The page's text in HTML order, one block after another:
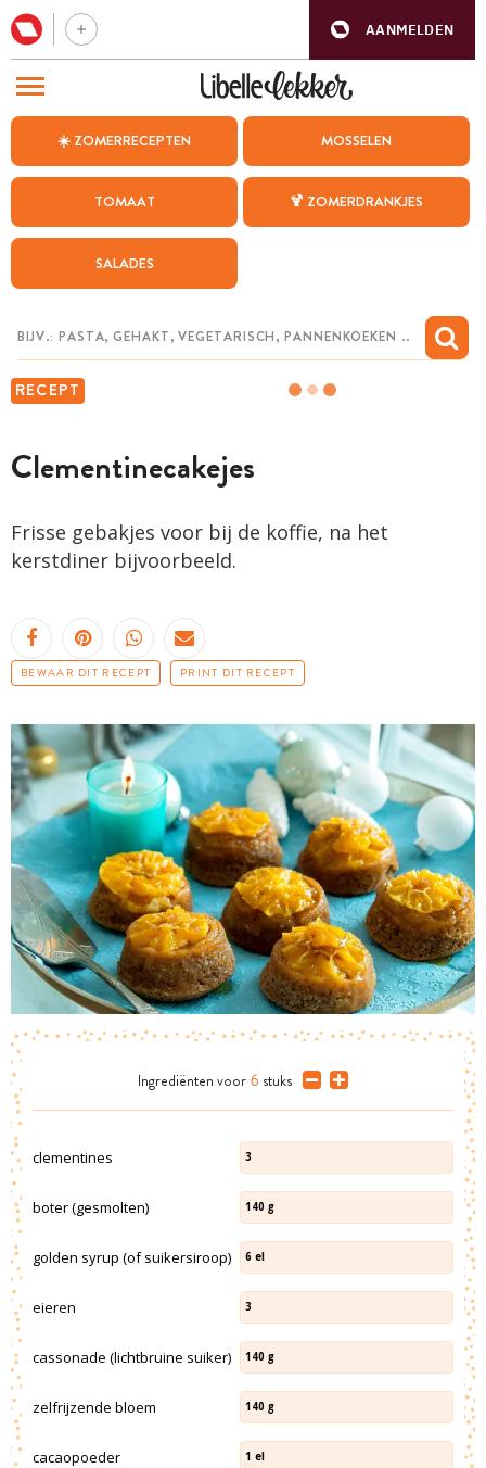
AANMELDEN
☀️ ZOMERRECEPTEN MOSSELEN
TOMAAT 🍹 ZOMERDRANKJES
SALADES
RECEPT
Clementinecakejes
Frisse gebakjes voor bij de koffie, na het
kerstdiner bijvoorbeeld.
BEWAAR DIT RECEPT PRINT DIT RECEPT
Ingrediënten voor 6 stuks
clementines 3
boter (gesmolten) 140 g
golden syrup (of suikersiroop) 6 el
eieren 3
cassonade (lichtbruine suiker) 140 g
zelfrijzende bloem 140 g
cacaopoeder 1 el
BEZOEK ONZE ANDERE WEBSITES
WEEKMENU
CHAT MET MAIA
MIJN BEWAARDE RECEPTEN